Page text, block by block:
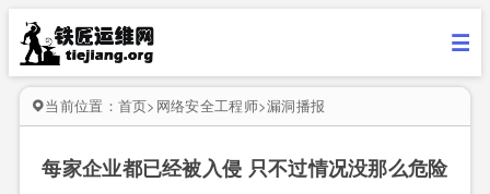
当前位置： 首页> 网络安全工程师>漏洞播报
每家企业都已经被入侵 只不过情况没那么危险